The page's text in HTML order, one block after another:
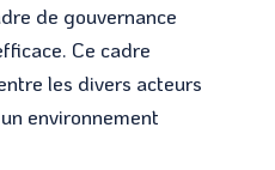
de gouvernance
Ce cadre
les divers acteurs
environnement